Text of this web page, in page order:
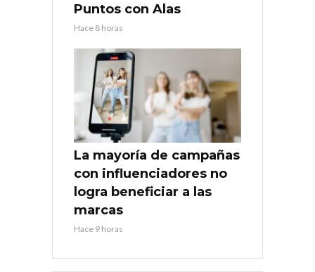
Puntos con Alas
Hace 8 horas
La mayoría de campañas
con influenciadores no
logra beneficiar a las
marcas
Hace 9 horas